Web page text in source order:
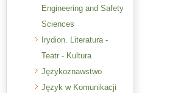
Engineering and Safety
Sciences
Irydion. Literatura -
Teatr - Kultura
Językoznawstwo
Język w Komunikacji